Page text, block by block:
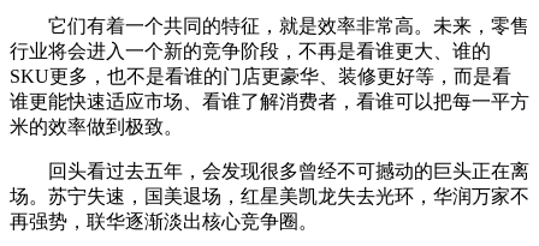
它们有着一个共同的特征，就是效率非常高。未来，零售
行业将会进入一个新的竞争阶段，不再是看谁更大、谁的
SKU更多，也不是看谁的门店更豪华、装修更好等，而是看
谁更能快速适应市场、看谁了解消费者，看谁可以把每一平方
米的效率做到极致。
回头看过去五年，会发现很多曾经不可撼动的巨头正在离
场。苏宁失速，国美退场，红星美凯龙失去光环，华润万家不
再强势，联华逐渐淡出核心竞争圈。